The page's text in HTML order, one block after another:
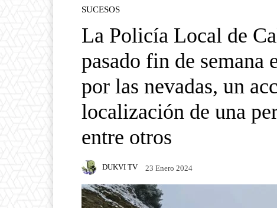
SUCESOS
La Policía Local de
pasado fin de semana
por las nevadas, un
localización de una
entre otros
DUKVI TV 23 Enero 2024